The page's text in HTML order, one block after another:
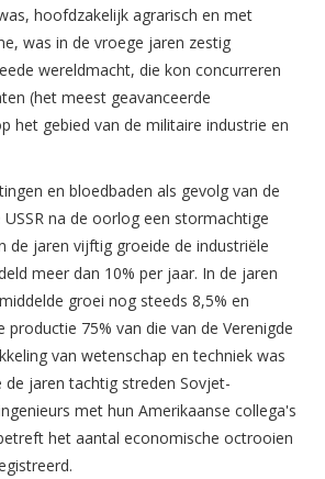
hoofdzakelijk agrarisch en met
was in de vroege jaren zestig
wereldmacht, die kon concurreren
(het meest geavanceerde
het gebied van de militaire industrie en
en bloedbaden als gevolg van de
na de oorlog een stormachtige
de jaren vijftig groeide de industriële
meer dan 10% per jaar. In de jaren
groei nog steeds 8,5% en
productie 75% van die van de Verenigde
van wetenschap en techniek was
de jaren tachtig streden Sovjet-
met hun Amerikaanse collega's
het aantal economische octrooien